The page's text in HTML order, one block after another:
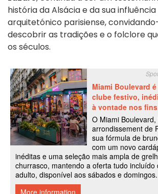
história da Alsácia e da sua
arquitetónico parisiense,
descobrir as tradições e o folclore
os séculos.